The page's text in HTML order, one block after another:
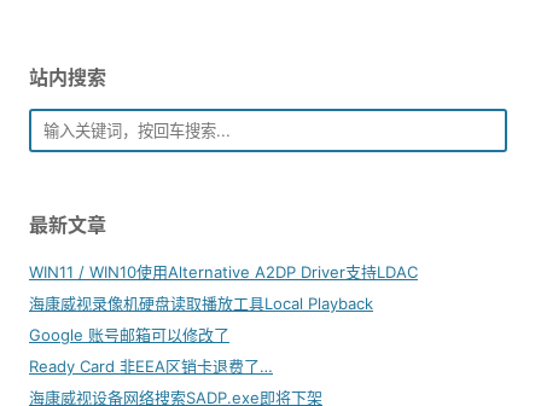
站内搜索
最新文章
WIN11 / WIN10使用Alternative A2DP Driver支持LDAC
海康威视录像机硬盘读取播放工具Local Playback
Google 账号邮箱可以修改了
Ready Card 非EEA区销卡退费了…
海康威视设备网络搜索SADP.exe即将下架